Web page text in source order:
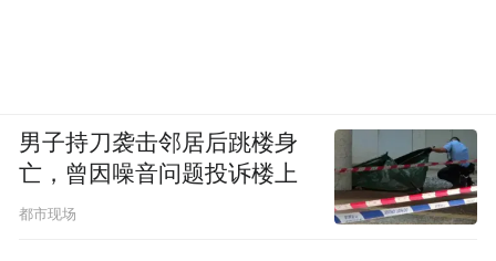
男子持刀袭击邻居后跳楼身
亡，曾因噪音问题投诉楼上
都市现场